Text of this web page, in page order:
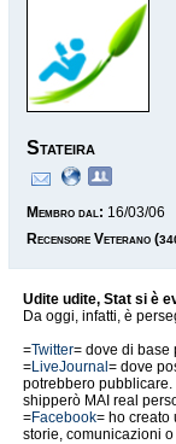
Stateira
Membro dal: 16/03/06
Recensore Veterano (
Udite udite, Stat si è
Da oggi, infatti, è
=Twitter= dove di base
=LiveJournal = dove
potrebbero
shipperò MAI real
=Facebook= ho creato
storie, comunicazioni